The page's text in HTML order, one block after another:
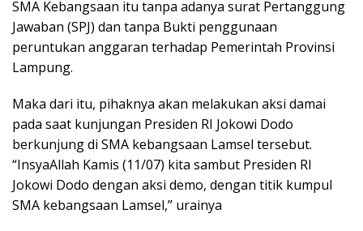
SMA Kebangsaan itu tanpa adanya surat Pertanggung
Jawaban (SPJ) dan tanpa Bukti penggunaan
peruntukan anggaran terhadap Pemerintah Provinsi
Lampung.
Maka dari itu, pihaknya akan melakukan aksi damai
pada saat kunjungan Presiden RI Jokowi Dodo
berkunjung di SMA kebangsaan Lamsel tersebut.
“InsyaAllah Kamis (11/07) kita sambut Presiden RI
Jokowi Dodo dengan aksi demo, dengan titik kumpul
SMA kebangsaan Lamsel,” urainya